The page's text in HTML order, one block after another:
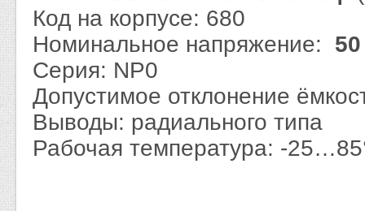
Код на корпусе: 680
Номинальное напряжение:
Серия: NP0
Допустимое отклонение
Выводы: радиального типа
Рабочая температура: -